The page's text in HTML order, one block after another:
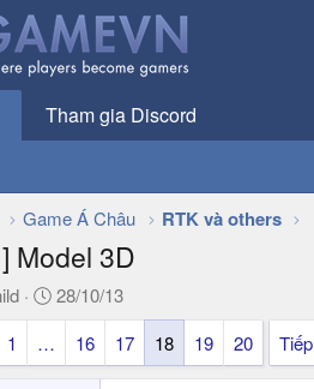
Tham gia Discord
Game Á Châu RTK và others
Model 3D
N
g
y
28/10/13
1 … 16 17 18 19 20 Tiếp